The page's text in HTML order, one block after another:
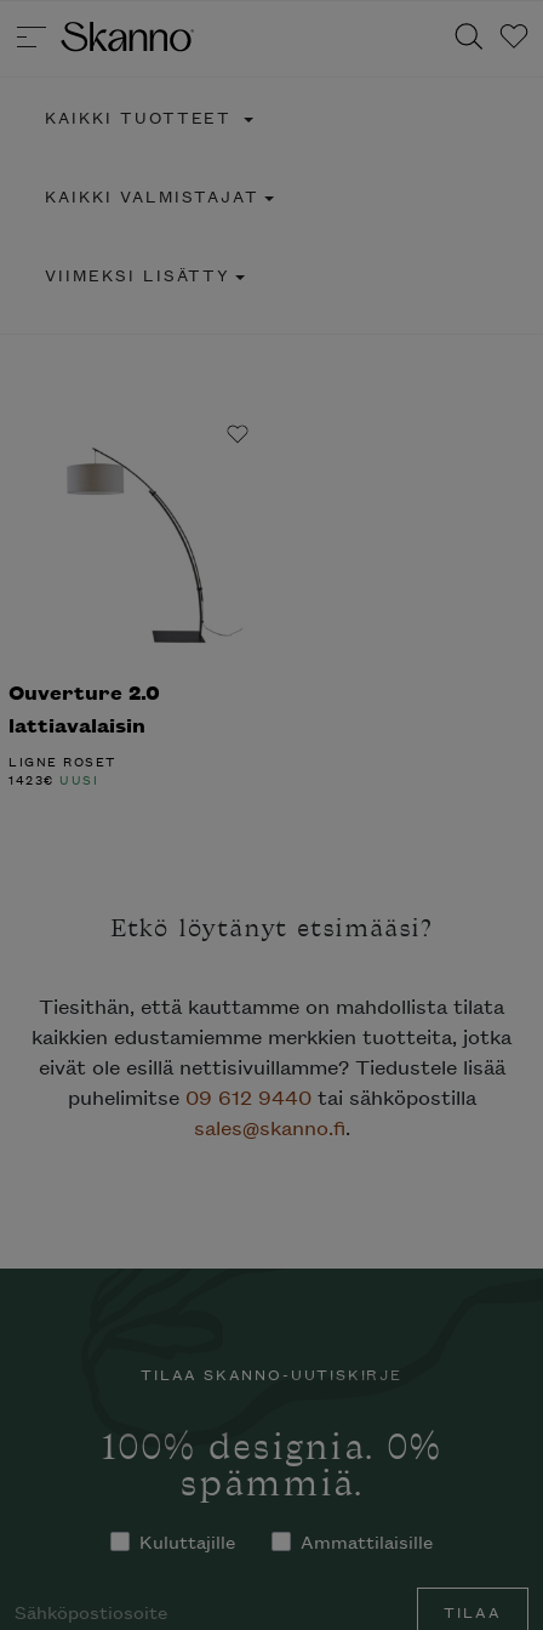
KAIKKI TUOTTEET
KAIKKI VALMISTAJAT
VIIMEKSI LISÄTTY
Ouverture 2.0
lattiavalaisin
LIGNE ROSET
1423€ UUSI
Etkö löytänyt etsimääsi?
Tiesithän, että kauttamme on mahdollista tilata
kaikkien edustamiemme merkkien tuotteita, jotka
eivät ole esillä nettisivuillamme? Tiedustele lisää
puhelimitse 09 612 9440tai sähköpostilla
sales@skanno.fi.
TILAA SKANNO-UUTISKIRJE
100% designia. 0%
spämmiä.
Kuluttajille Ammattilaisille
TILAA